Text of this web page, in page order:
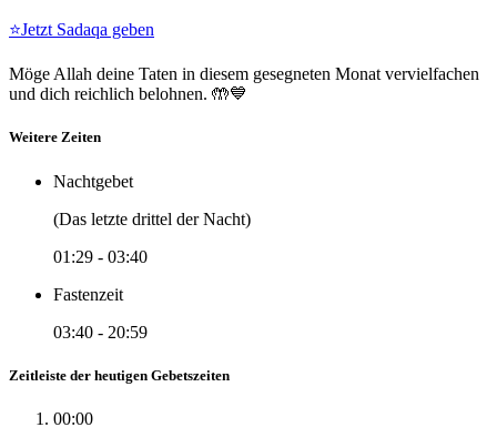
⭐Jetzt Sadaqa geben
Möge Allah deine Taten in diesem gesegneten Monat vervielfachen
und dich reichlich belohnen. 🤲💙
Weitere Zeiten
Nachtgebet
(Das letzte drittel der Nacht)
01:29 - 03:40
Fastenzeit
03:40 - 20:59
Zeitleiste der heutigen Gebetszeiten
00:00